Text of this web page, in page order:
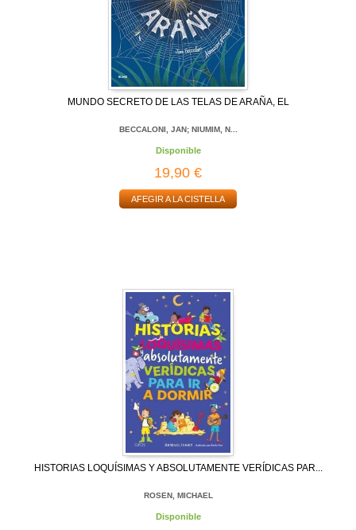
MUNDO SECRETO DE LAS TELAS DE ARAÑA, EL
BECCALONI, JAN; NIUMIM, N...
Disponible
19,90 €
AFEGIR A LA CISTELLA
HISTORIAS LOQUÍSIMAS Y ABSOLUTAMENTE VERÍDICAS PAR...
ROSEN, MICHAEL
Disponible